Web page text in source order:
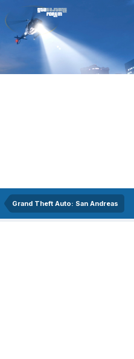
Grand Theft Auto: San Andreas